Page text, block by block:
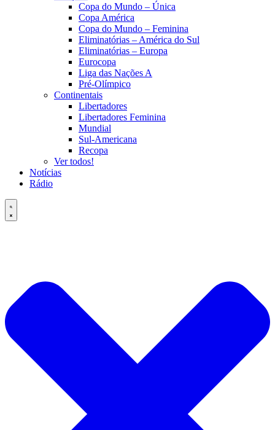
Copa do Mundo – Única
Copa América
Copa do Mundo – Feminina
Eliminatórias – América do Sul
Eliminatórias – Europa
Eurocopa
Liga das Nações A
Pré-Olímpico
Continentais
Libertadores
Libertadores Feminina
Mundial
Sul-Americana
Recopa
Ver todos!
Notícias
Rádio